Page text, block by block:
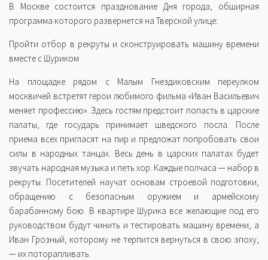
Факты о Москве
Москва
Товары и услуги Москвы
В Москве состоится празднование Дня города, обширная
программа которого развернется на Тверской улице:
Пройти отбор в рекруты и сконструировать машину времени
вместе с Шуриком
На площадке рядом с Малым Гнездиковским переулком
москвичей встретят герои любимого фильма «Иван Васильевич
меняет профессию». Здесь гостям предстоит попасть в царские
палаты, где государь принимает шведского посла. После
приема всех пригласят на пир и предложат попробовать свои
силы в народных танцах. Весь день в царских палатах будет
звучать народная музыка и петь хор. Каждые полчаса — набор в
рекруты. Посетителей научат основам строевой подготовки,
обращению с безопасным оружием и армейскому
барабанному бою. В квартире Шурика все желающие под его
руководством будут чинить и тестировать машину времени, а
Иван Грозный, которому не терпится вернуться в свою эпоху,
— их поторапливать.